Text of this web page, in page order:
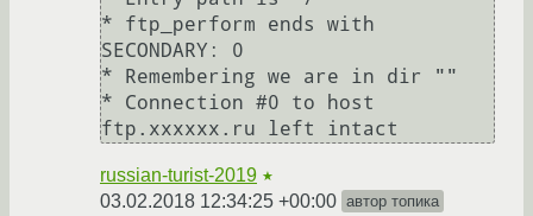
* ftp_perform ends with
SECONDARY: 0
* Remembering we are in dir ""
* Connection #0 to host
russian-turist-2019 ★
03.02.2018 12:34:25 +00:00 автор топика